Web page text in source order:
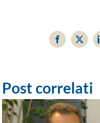
Facebook
X
Post correlati